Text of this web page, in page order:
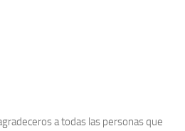
a todas las personas que